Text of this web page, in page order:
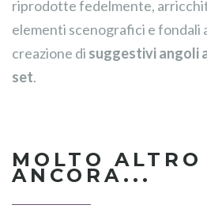
riprodotte fedelmente,
elementi scenografici e fondali
creazione di suggestivi angoli
set.
MOLTO ALTRO
ANCORA...